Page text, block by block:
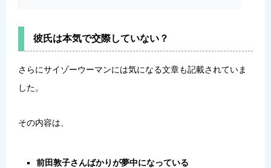
彼氏は本気で交際していない？
さらにサイゾーウーマンには気になる文章も記載されていま
した。
その内容は、
前田敦子さんばかりが夢中になっている